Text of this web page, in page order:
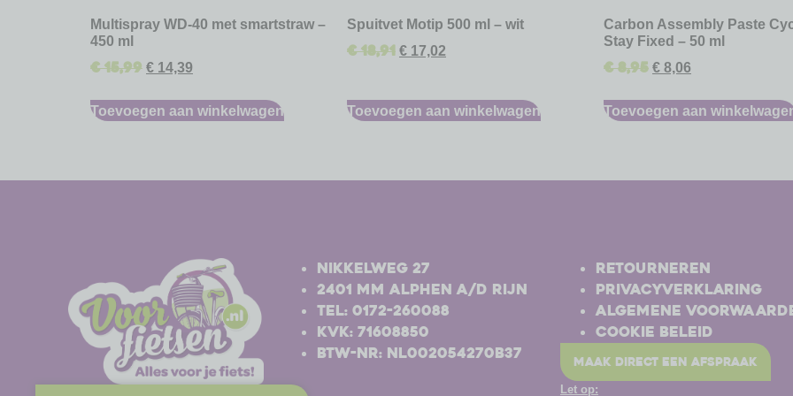
Multispray WD-40 met smartstraw –
450 ml
€15,99 € 14,39
Toevoegen aan winkelwagen
Spuitvet Motip 500 ml – wit
€18,91 € 17,02
Toevoegen aan winkelwagen
Carbon Assembly Paste
Stay Fixed – 50 ml
€8,95 € 8,06
Toevoegen aan
Nikkelweg 27
2401 MM Alphen a/d Rijn
Tel: 0172-260088
Kvk: 71608850
BTW-nr: NL002054270B37
Retourneren
Privacyverklaring
Algemene
Cookie beleid
maak direct een afspraak
Let op: